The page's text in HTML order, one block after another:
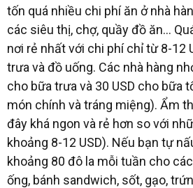
tốn quá nhiều chi phí ăn ở nhà
các siêu thị, chợ, quầy đồ ăn…
nơi rẻ nhất với chi phí chỉ từ 8-12
trưa và đồ uống. Các nhà hàng
cho bữa trưa và 30 USD cho bữa
món chính và tráng miệng). Ẩm
đây khá ngon và rẻ hơn so với
khoảng 8-12 USD). Nếu bạn tự
khoảng 80 đô la mỗi tuần cho
ống, bánh sandwich, sốt, gạo,